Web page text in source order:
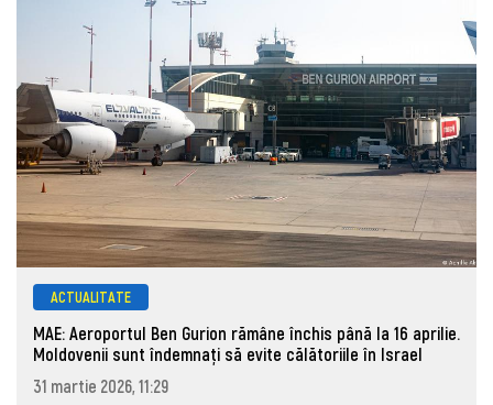
ACTUALITATE
MAE: Aeroportul Ben Gurion rămâne închis până la 16 aprilie.
Moldovenii sunt îndemnați să evite călătoriile în Israel
31 martie 2026, 11:29